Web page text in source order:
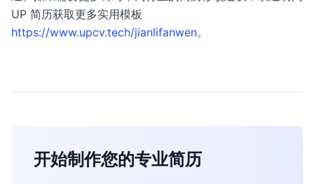
UP 简历获取更多实用模板
https://www.upcv.tech/jianlifanwen。
开始制作您的专业简历